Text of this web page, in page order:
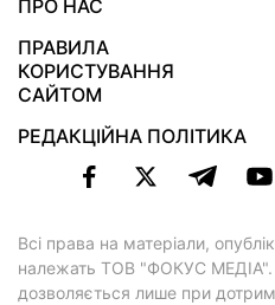
ПРО НАС
ПРАВИЛА
КОРИСТУВАННЯ
САЙТОМ
РЕДАКЦІЙНА ПОЛІТИКА
Всі права на матеріали,
належать ТОВ "ФОКУС МЕДІА".
дозволяється лише при